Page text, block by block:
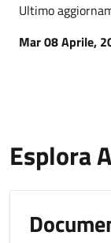
Ultimo
Mar 08 Aprile,
Esplora